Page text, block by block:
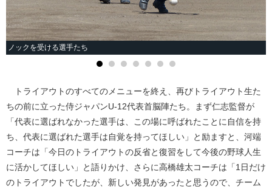
ノックを受ける選手たち
トライアウトのすべてのメニューを終え、再びトライアウト生た
ちの前に立った侍ジャパンU-12代表首脳陣たち。まず仁志監督が
「代表に選ばれなかった選手は、この場に呼ばれたことに自信を持
ち、代表に選ばれた選手は自覚を持ってほしい」と励ますと、河端
コーチは「今日のトライアウトの反省と復習をして今後の野球人生
に活かしてほしい」と語りかけ、さらに高橋雄太コーチは「1日だけ
のトライアウトでしたが、新しい発見があったと思うので、チーム